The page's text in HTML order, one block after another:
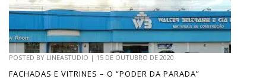
POSTED BY LINEASTUDIO | 15 DE OUTUBRO DE 2020
FACHADAS E VITRINES – O “PODER DA PARADA”